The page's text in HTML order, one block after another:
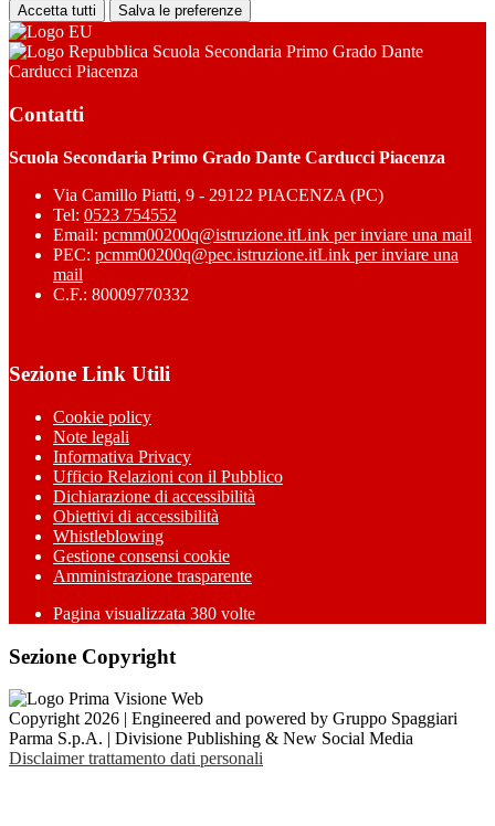
Accetta tutti Salva le preferenze
Scuola Secondaria Primo Grado Dante
Carducci Piacenza
Contatti
Scuola Secondaria Primo Grado Dante Carducci Piacenza
Via Camillo Piatti, 9 - 29122 PIACENZA (PC)
Tel: 0523 754552
Email: pcmm00200q@istruzione.itLink per inviare una mail
PEC: pcmm00200q@pec.istruzione.itLink per inviare una
mail
C.F.: 80009770332
Sezione Link Utili
Cookie policy
Note legali
Informativa Privacy
Ufficio Relazioni con il Pubblico
Dichiarazione di accessibilità
Obiettivi di accessibilità
Whistleblowing
Gestione consensi cookie
Amministrazione trasparente
Pagina visualizzata 380 volte
Sezione Copyright
Copyright 2026 | Engineered and powered by Gruppo Spaggiari
Parma S.p.A. | Divisione Publishing & New Social Media
Disclaimer trattamento dati personali